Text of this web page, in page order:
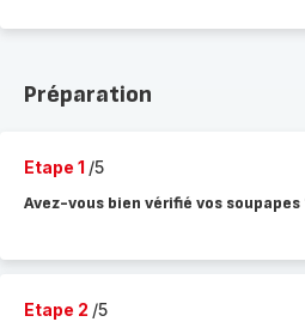
Préparation
Etape 1 /5
Avez-vous bien vérifié vos soupapes
Etape 2 /5